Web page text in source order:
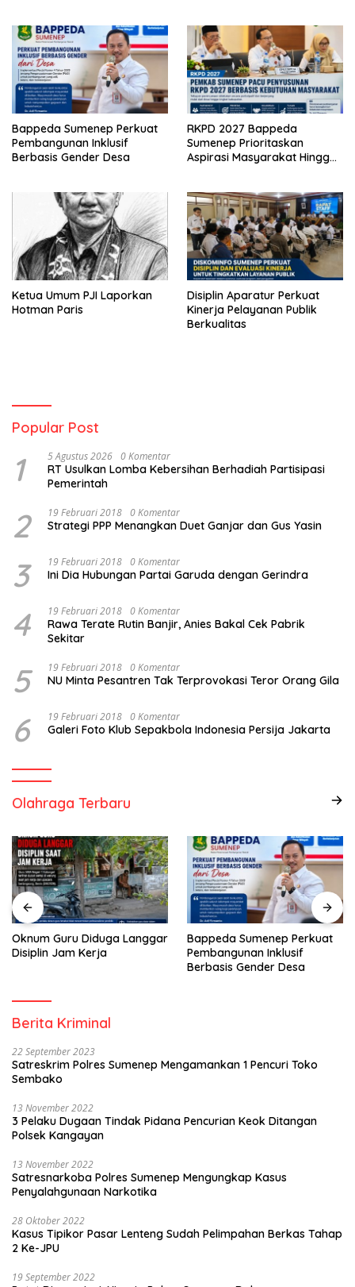
Bappeda Sumenep Perkuat
Pembangunan Inklusif
Berbasis Gender Desa
RKPD 2027 Bappeda
Sumenep Prioritaskan
Aspirasi Masyarakat Hingga
Ketua Umum PJI Laporkan
Hotman Paris
Disiplin Aparatur Perkuat
Kinerja Pelayanan Publik
Berkualitas
Popular Post
1 5 Agustus 2026 0 Komentar
RT Usulkan Lomba Kebersihan Berhadiah Partisipasi
Pemerintah
2 19 Februari 2018 0 Komentar
Strategi PPP Menangkan Duet Ganjar dan Gus Yasin
3 19 Februari 2018 0 Komentar
Ini Dia Hubungan Partai Garuda dengan Gerindra
4 19 Februari 2018 0 Komentar
Rawa Terate Rutin Banjir, Anies Bakal Cek Pabrik
Sekitar
5 19 Februari 2018 0 Komentar
NU Minta Pesantren Tak Terprovokasi Teror Orang Gila
6 19 Februari 2018 0 Komentar
Galeri Foto Klub Sepakbola Indonesia Persija Jakarta
Olahraga Terbaru
Oknum Guru Diduga Langgar
Disiplin Jam Kerja
Bappeda Sumenep Perkuat
Pembangunan Inklusif
Berbasis Gender Desa
Berita Kriminal
22 September 2023
Satreskrim Polres Sumenep Mengamankan 1 Pencuri Toko
Sembako
13 November 2022
3 Pelaku Dugaan Tindak Pidana Pencurian Keok Ditangan
Polsek Kangayan
13 November 2022
Satresnarkoba Polres Sumenep Mengungkap Kasus
Penyalahgunaan Narkotika
28 Oktober 2022
Kasus Tipikor Pasar Lenteng Sudah Pelimpahan Berkas Tahap
2 Ke-JPU
19 September 2022